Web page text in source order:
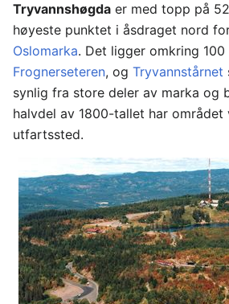
Tryvannshøgda er med topp på
høyeste punktet i åsdraget nord
Oslomarka. Det ligger omkring
Frognerseteren, og Tryvannstårnet
synlig fra store deler av marka og
halvdel av 1800-tallet har
utfartssted.